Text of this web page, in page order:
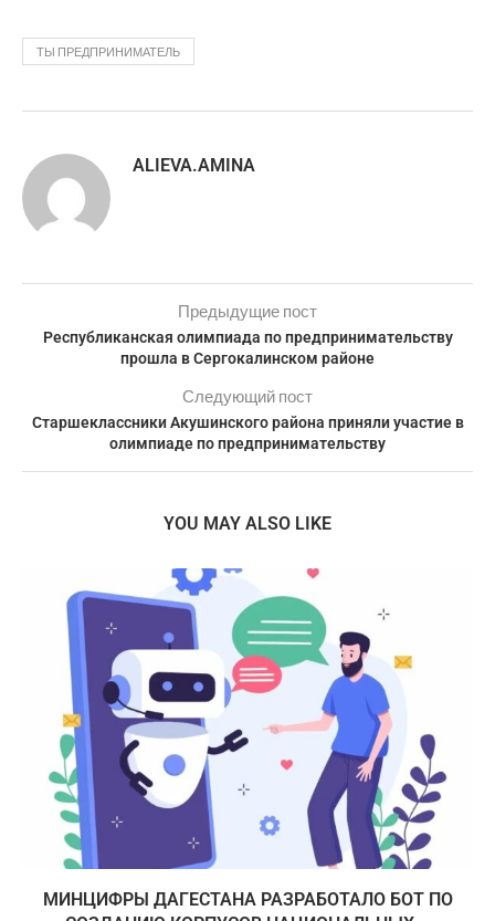
ТЫ ПРЕДПРИНИМАТЕЛЬ
ALIEVA.AMINA
Предыдущие пост
Республиканская олимпиада по предпринимательству
прошла в Сергокалинском районе
Следующий пост
Старшеклассники Акушинского района приняли участие в
олимпиаде по предпринимательству
YOU MAY ALSO LIKE
МИНЦИФРЫ ДАГЕСТАНА РАЗРАБОТАЛО БОТ ПО